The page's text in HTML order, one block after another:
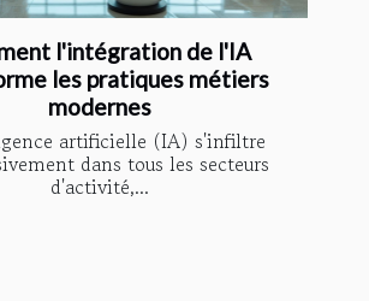
l'intégration de l'IA
les pratiques métiers
modernes
artificielle (IA) s'infiltre
dans tous les secteurs
d'activité,...